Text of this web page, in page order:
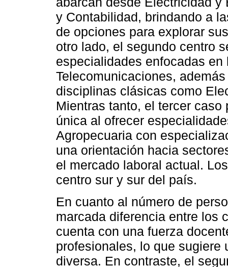
y Contabilidad, brindando a
de opciones para explorar
otro lado, el segundo centro
especialidades enfocadas
Telecomunicaciones,
disciplinas clásicas como
Mientras tanto, el tercer
única al ofrecer
Agropecuaria con
una orientación hacia
el mercado laboral actual.
centro sur y sur del país.
En cuanto al número de
marcada diferencia entre los
cuenta con una fuerza
profesionales, lo que sugiere
diversa. En contraste, el